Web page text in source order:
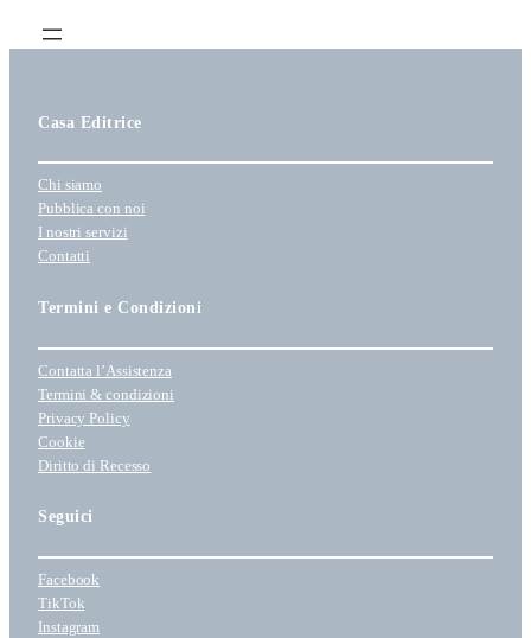
a
i
n
a
u
n
c
t
e
g
o
r
a
Casa Editrice
Chi siamo
Pubblica con noi
I nostri servizi
Contatti
Termini e Condizioni
Contatta l’Assistenza
Termini & condizioni
Privacy Policy
Cookie
Diritto di Recesso
Seguici
Facebook
TikTok
Instagram